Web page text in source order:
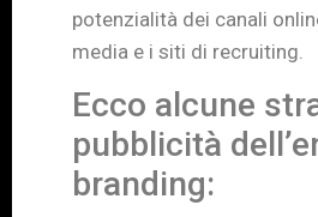
potenzialità dei canali
media e i siti di recruiting.
Ecco alcune
pubblicità
branding: